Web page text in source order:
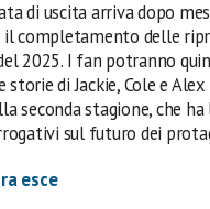
di uscita arriva dopo
il completamento delle
2025. I fan potranno
di Jackie, Cole e
seconda stagione, che
sul futuro dei
esce